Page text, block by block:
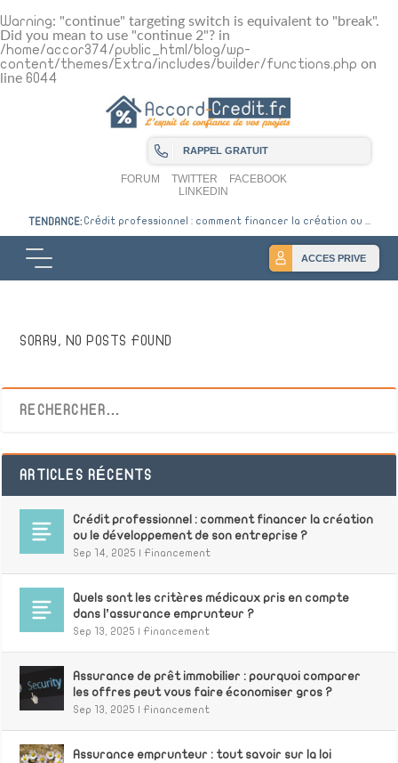
Warning: "continue" targeting switch is equivalent to "break".
Did you mean to use "continue 2"? in
/home/accor374/public_html/blog/wp-
content/themes/Extra/includes/builder/functions.php on
line 6044
RAPPEL GRATUIT
FORUM TWITTER
FACEBOOK
LINKEDIN
TENDANCE: Crédit professionnel : comment financer la création ou ...
ACCES PRIVE
SORRY, NO POSTS FOUND
ARTICLES RÉCENTS
Crédit professionnel : comment financer la création
ou le développement de son entreprise ?
Sep 14, 2025 Financement
Quels sont les critères médicaux pris en compte
dans l’assurance emprunteur ?
Sep 13, 2025 Financement
Assurance de prêt immobilier : pourquoi comparer
les offres peut vous faire économiser gros ?
Sep 13, 2025 Financement
Assurance emprunteur : tout savoir sur la loi